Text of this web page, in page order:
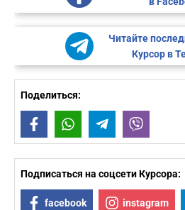
Читайте
Курсор в
Поделиться:
FacebookWhatsAppTelegram
Подписаться на соцсети Курсора:
facebook instagram